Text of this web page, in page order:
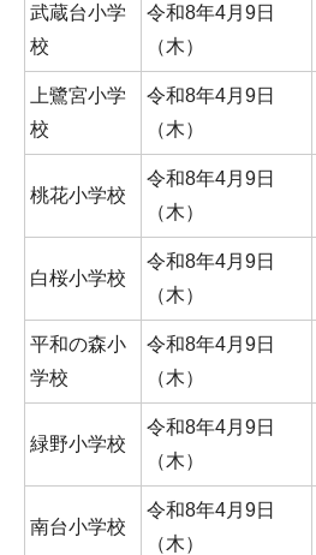
武蔵台小学
校
令和8年4月9日
（木）
上鷺宮小学
校
令和8年4月9日
（木）
桃花小学校
令和8年4月9日
（木）
白桜小学校
令和8年4月9日
（木）
平和の森小
学校
令和8年4月9日
（木）
緑野小学校
令和8年4月9日
（木）
南台小学校
令和8年4月9日
（木）